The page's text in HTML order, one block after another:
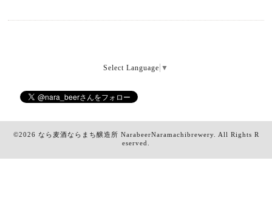
Select Language ▼
©2026 なら麦酒ならまち醸造所 NarabeerNaramachibrewery. All Rights R
eserved.